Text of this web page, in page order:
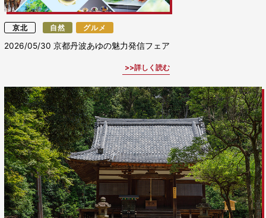
京北 自然 グルメ
2026/05/30京都丹波あゆの魅力発信フェア
詳しく読む